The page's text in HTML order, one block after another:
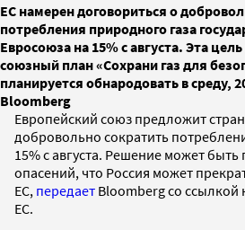
ЕС намерен договориться о
потребления природного газа
Евросоюза на 15% с августа. Эта
союзный план «Сохрани газ для
планируется обнародовать в среду,
Bloomberg
Европейский союз предложит
добровольно сократить
15% с августа. Решение может быть
опасений, что Россия может
ЕС, передает Bloomberg со ссылкой
ЕС.